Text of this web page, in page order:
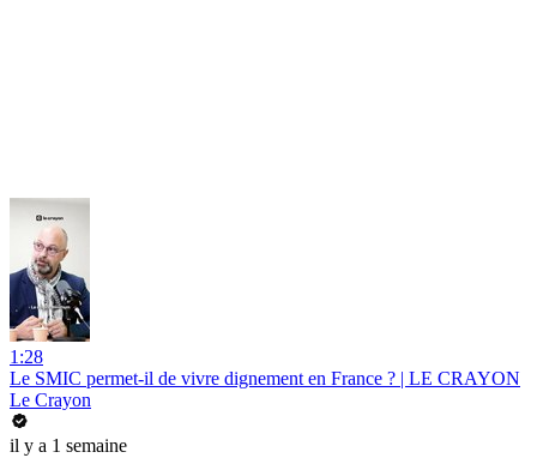
1:28
Le SMIC permet-il de vivre dignement en France ? | LE CRAYON
Le Crayon
il y a 1 semaine